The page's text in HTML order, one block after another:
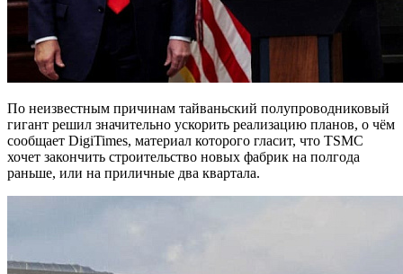
По неизвестным причинам тайваньский полупроводниковый
гигант решил значительно ускорить реализацию планов, о чём
сообщает DigiTimes, материал которого гласит, что TSMC
хочет закончить строительство новых фабрик на полгода
раньше, или на приличные два квартала.